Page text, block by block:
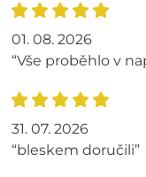
01. 08. 2026
“Vše proběhlo v
31. 07. 2026
“bleskem doručili”